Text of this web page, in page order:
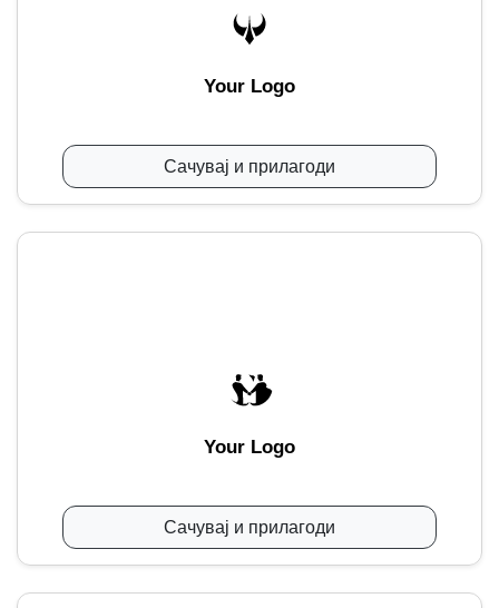
Your Logo
Сачувај и прилагоди
Your Logo
Сачувај и прилагоди